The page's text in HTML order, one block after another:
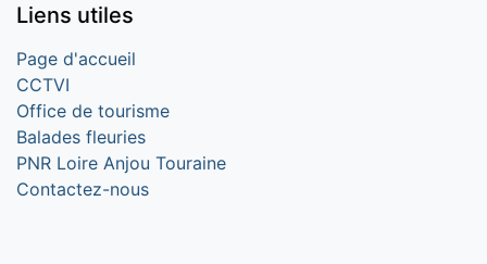
Liens utiles
Page d'accueil
CCTVI
Office de tourisme
Balades fleuries
PNR Loire Anjou Touraine
Contactez-nous